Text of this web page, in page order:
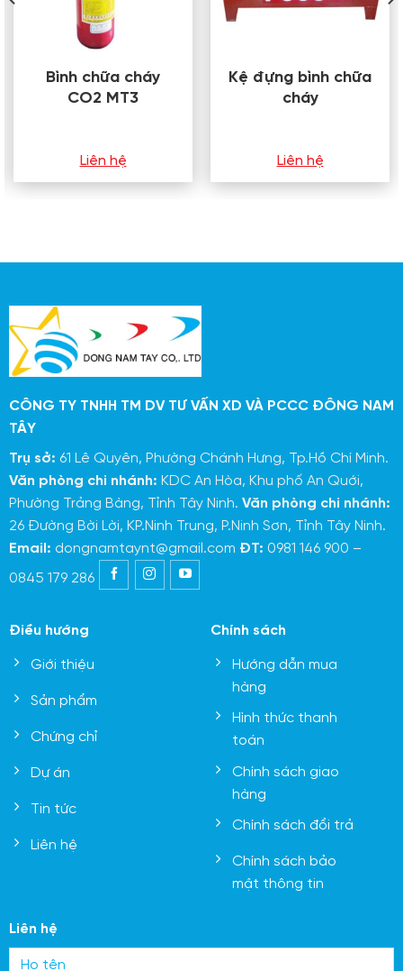
Bình chữa cháy
CO2 MT3
Liên hệ
Kệ đựng bình chữa
cháy
Liên hệ
CÔNG TY TNHH TM DV TƯ VẤN XD VÀ PCCC ĐÔNG NAM
TÂY
Trụ sở: 61 Lê Quyên, Phường Chánh Hưng, Tp.Hồ Chí Minh.
Văn phòng chi nhánh: KDC An Hòa, Khu phố An Quới,
Phường Trảng Bàng, Tỉnh Tây Ninh. Văn phòng chi nhánh:
26 Đường Bời Lời, KP.Ninh Trung, P.Ninh Sơn, Tỉnh Tây Ninh.
Email: dongnamtaynt@gmail.com ĐT: 0981 146 900 –
0845 179 286
Điều hướng
Giới thiệu
Sản phẩm
Chứng chỉ
Dự án
Tin tức
Liên hệ
Chính sách
Hướng dẫn mua
hàng
Hình thức thanh
toán
Chính sách giao
hàng
Chính sách đổi trả
Chính sách bảo
mật thông tin
Liên hệ